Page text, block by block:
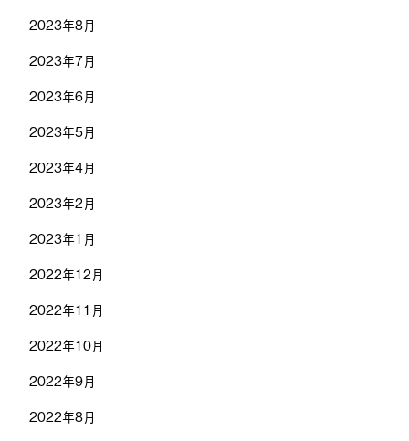
2023年8月
2023年7月
2023年6月
2023年5月
2023年4月
2023年2月
2023年1月
2022年12月
2022年11月
2022年10月
2022年9月
2022年8月